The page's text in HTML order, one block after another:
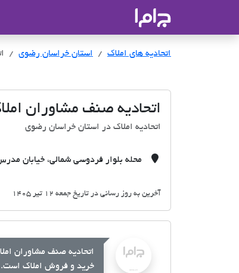
اتحادیه های املاک اتحادیه های املاک
استان خراسان رضوی
اتحادیه صنف مشاوران
اتحادیه املاک در استان خراسان رضوی
محله بلوار فردوسی شمالی، خیابان
آخرین به روز رسانی در تاریخ جمعه 12 تیر 1405
اتحادیه صنف مشاوران
خرید و فروش املاک است.